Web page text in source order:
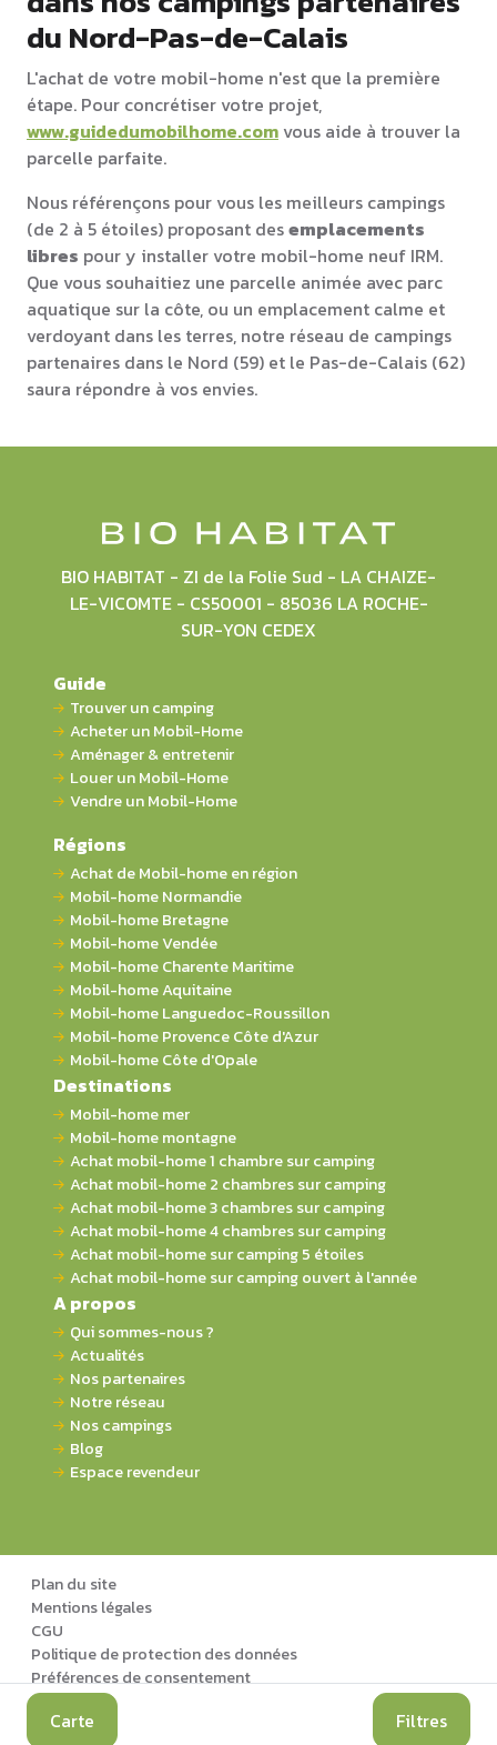
du Nord-Pas-de-Calais
L'achat de votre mobil-home n'est que la première
étape. Pour concrétiser votre projet,
www.guidedumobilhome.com vous aide à trouver la
parcelle parfaite.
Nous référençons pour vous les meilleurs campings
(de 2 à 5 étoiles) proposant desemplacements
libres pour y installer votre mobil-home neuf IRM.
Que vous souhaitiez une parcelle animée avec parc
aquatique sur la côte, ou un emplacement calme et
verdoyant dans les terres, notre réseau de campings
partenaires dans le Nord (59) et le Pas-de-Calais (62)
saura répondre à vos envies.
Carte Filtres
BIO HABITAT - ZI de la Folie Sud - LA CHAIZE-
LE-VICOMTE - CS50001 - 85036 LA ROCHE-
SUR-YON CEDEX
Guide
Trouver un camping
Acheter un Mobil-Home
Aménager & entretenir
Louer un Mobil-Home
Vendre un Mobil-Home
Régions
Achat de Mobil-home en région
Mobil-home Normandie
Mobil-home Bretagne
Mobil-home Vendée
Mobil-home Charente Maritime
Mobil-home Aquitaine
Mobil-home Languedoc-Roussillon
Mobil-home Provence Côte d'Azur
Mobil-home Côte d'Opale
Destinations
Mobil-home mer
Mobil-home montagne
Achat mobil-home 1 chambre sur camping
Achat mobil-home 2 chambres sur camping
Achat mobil-home 3 chambres sur camping
Achat mobil-home 4 chambres sur camping
Achat mobil-home sur camping 5 étoiles
Achat mobil-home sur camping ouvert à l'année
A propos
Qui sommes-nous ?
Actualités
Nos partenaires
Notre réseau
Nos campings
Blog
Espace revendeur
© 2026 BIO HABITAT
Plan du site
Mentions légales
CGU
Politique de protection des données
Préférences de consentement